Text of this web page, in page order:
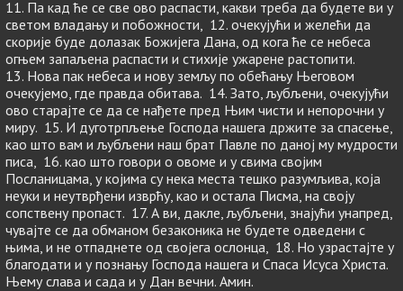
11. Па кад ће се све ово распасти, какви треба да будете ви у
светом владању и побожности, 12. очекујући и желећи да
скорије буде долазак Божијега Дана, од кога ће се небеса
огњем запаљена распасти и стихије ужарене растопити.
13. Нова пак небеса и нову земљу по обећању Његовом
очекујемо, где правда обитава. 14. Зато, љубљени, очекујући
ово старајте се да се нађете пред Њим чисти и непорочни у
миру. 15. И дуготрпљење Господа нашега држите за спасење,
као што вам и љубљени наш брат Павле по даној му мудрости
писа, 16. као што говори о овоме и у свима својим
Посланицама, у којима су нека места тешко разумљива, која
неуки и неутврђени изврћу, као и остала Писма, на своју
сопствену пропаст. 17. А ви, дакле, љубљени, знајући унапред,
чувајте се да обманом безаконика не будете одведени с
њима, и не отпаднете од својега ослонца, 18. Но узрастајте у
благодати и у познању Господа нашега и Спаса Исуса Христа.
Њему слава и сада и у Дан вечни. Амин.